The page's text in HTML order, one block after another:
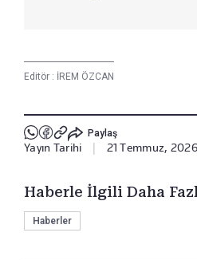
Editör : İREM ÖZCAN
Paylaş
Yayın Tarihi 21 Temmuz,
Haberle İlgili Daha
Haberler